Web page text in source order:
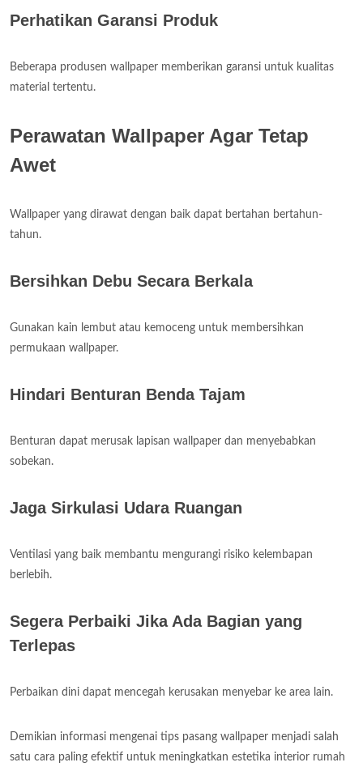
Perhatikan Garansi Produk
Beberapa produsen wallpaper memberikan garansi untuk kualitas
material tertentu.
Perawatan Wallpaper Agar Tetap
Awet
Wallpaper yang dirawat dengan baik dapat bertahan bertahun-
tahun.
Bersihkan Debu Secara Berkala
Gunakan kain lembut atau kemoceng untuk membersihkan
permukaan wallpaper.
Hindari Benturan Benda Tajam
Benturan dapat merusak lapisan wallpaper dan menyebabkan
sobekan.
Jaga Sirkulasi Udara Ruangan
Ventilasi yang baik membantu mengurangi risiko kelembapan
berlebih.
Segera Perbaiki Jika Ada Bagian yang
Terlepas
Perbaikan dini dapat mencegah kerusakan menyebar ke area lain.
Demikian informasi mengenai tips pasang wallpaper menjadi salah
satu cara paling efektif untuk meningkatkan estetika interior rumah